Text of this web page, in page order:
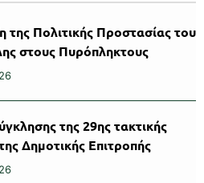
της Πολιτικής Προστασίας του
στους Πυρόπληκτους
της 29ης τακτικής
Δημοτικής Επιτροπής